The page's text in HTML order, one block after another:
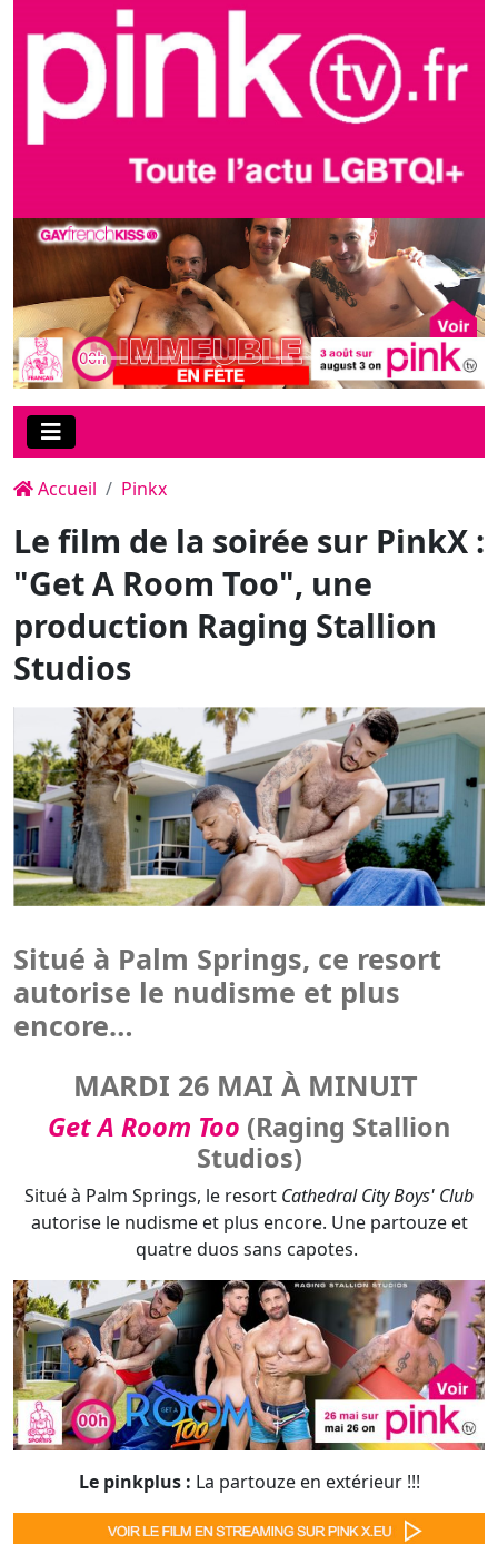
Accueil Pinkx
Le film de la soirée sur PinkX :
"Get A Room Too", une
production Raging Stallion
Studios
Situé à Palm Springs, ce resort
autorise le nudisme et plus
encore…
MARDI 26 MAI À MINUIT
Get A Room Too(Raging Stallion
Studios)
autorise le nudisme et plus encore. Une partouze et
Le pinkplus : La partouze en extérieur !!!
Après avoir piqué une tête dans la piscine, Isaac X fait
torride dans sa chambre.
- Photos :Get A Room Too/ Raging Stallion Studios